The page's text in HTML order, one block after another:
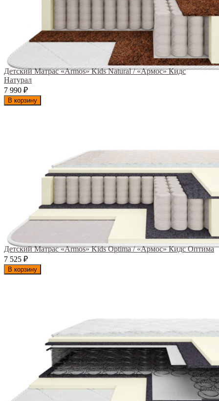
Детский Матрас «Armos» Kids Natural / «Армос» Кидс
Натурал
7 990 ₽
В корзину
Детский Матрас «Armos» Kids Optima / «Армос» Кидс Оптима
7 525 ₽
В корзину